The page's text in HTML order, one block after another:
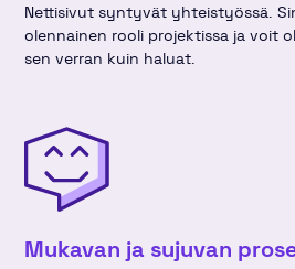
Nettisivut syntyvät yhteistyössä.
olennainen rooli projektissa ja voit
sen verran kuin haluat.
Mukavan ja sujuvan